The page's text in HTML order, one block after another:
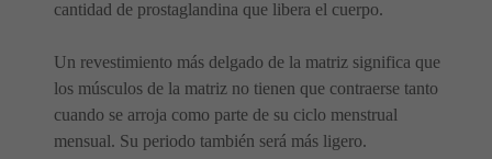
cantidad de prostaglandina que libera el cuerpo.
Un revestimiento más delgado de la matriz significa que
los músculos de la matriz no tienen que contraerse tanto
cuando se arroja como parte de su ciclo menstrual
mensual. Su periodo también será más ligero.